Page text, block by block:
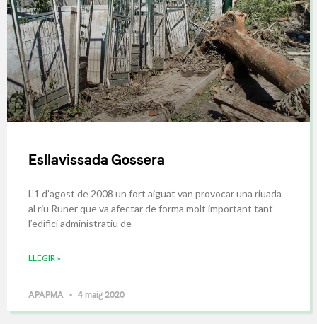
Esllavissada Gossera
L’1 d’agost de 2008 un fort aiguat van provocar una riuada
al riu Runer que va afectar de forma molt important tant
l’edifici administratiu de
LLEGIR »
APAPMA 4 maig 2020